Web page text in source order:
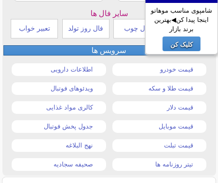
سایر فال ها
طالع بینی هندی فال چوب فال روز تولد تعبیر خواب
سرویس ها
قیمت خودرو اطلاعات دارویی
قیمت طلا و سکه ویدئوهای فوتبال
قیمت دلار کالری مواد غذایی
قیمت موبایل جدول پخش فوتبال
قیمت تبلت نهج البلاغه
تیتر روزنامه ها صحیفه سجادیه
شامپوی مناسب موهاتو
اینجا پیدا کن◀بهترین
برند بازار
کلیک کن